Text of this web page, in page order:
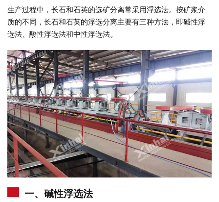
生产过程中，长石和石英的选矿分离常采用浮选法。按矿浆介
质的不同，长石和石英的浮选分离主要有三种方法，即碱性浮
选法、酸性浮选法和中性浮选法。
一、碱性浮选法